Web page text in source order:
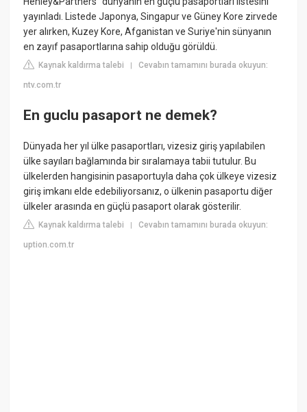
yayınladı. Listede Japonya, Singapur ve Güney Kore zirvede
yer alırken, Kuzey Kore, Afganistan ve Suriye'nin sünyanın
en zayıf pasaportlarına sahip olduğu görüldü.
Kaynak kaldırma talebi |Cevabın tamamını burada okuyun:
ntv.com.tr
En guclu pasaport ne demek?
Dünyada her yıl ülke pasaportları, vizesiz giriş yapılabilen
ülke sayıları bağlamında bir sıralamaya tabii tutulur. Bu
ülkelerden hangisinin pasaportuyla daha çok ülkeye vizesiz
giriş imkanı elde edebiliyorsanız, o ülkenin pasaportu diğer
ülkeler arasında en güçlü pasaport olarak gösterilir.
Kaynak kaldırma talebi |Cevabın tamamını burada okuyun:
uption.com.tr